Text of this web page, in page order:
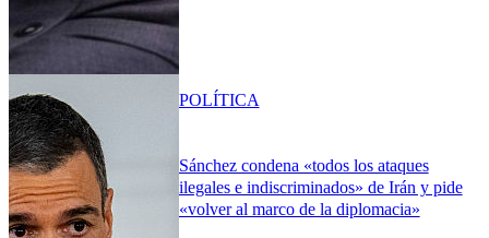
Sánchez condena «todos los ataques
ilegales e indiscriminados» de Irán y pide
«volver al marco de la diplomacia»
POLÍTICA